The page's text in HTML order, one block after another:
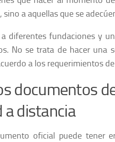
a aquellas que se
diferentes fundaciones y
No se trata de hacer una
a los requerimientos
documentos
a distancia
oficial puede tener